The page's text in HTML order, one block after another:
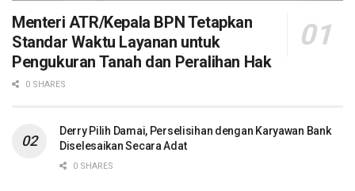
Menteri ATR/Kepala BPN Tetapkan
Standar Waktu Layanan untuk
Pengukuran Tanah dan Peralihan Hak
0 SHARES
Derry Pilih Damai, Perselisihan dengan Karyawan Bank
Diselesaikan Secara Adat
0 SHARES